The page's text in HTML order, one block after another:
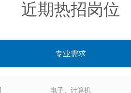
近期热招岗位
专业需求
电子、计算机